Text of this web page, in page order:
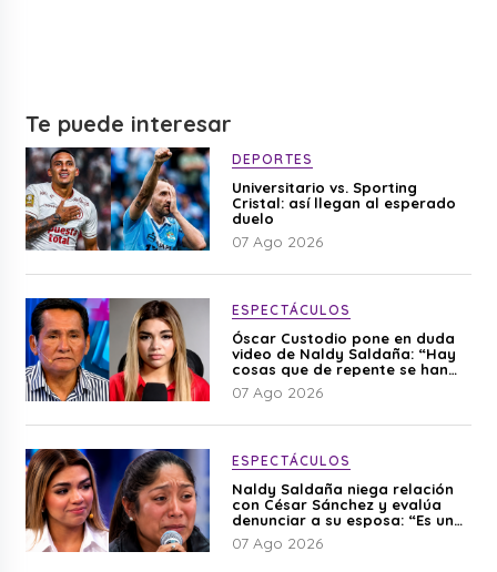
Te puede interesar
DEPORTES
Universitario vs. Sporting
Cristal: así llegan al esperado
duelo
07 Ago 2026
ESPECTÁCULOS
Óscar Custodio pone en duda
video de Naldy Saldaña: “Hay
cosas que de repente se han
editado”
07 Ago 2026
ESPECTÁCULOS
Naldy Saldaña niega relación
con César Sánchez y evalúa
denunciar a su esposa: “Es una
difamación”
07 Ago 2026